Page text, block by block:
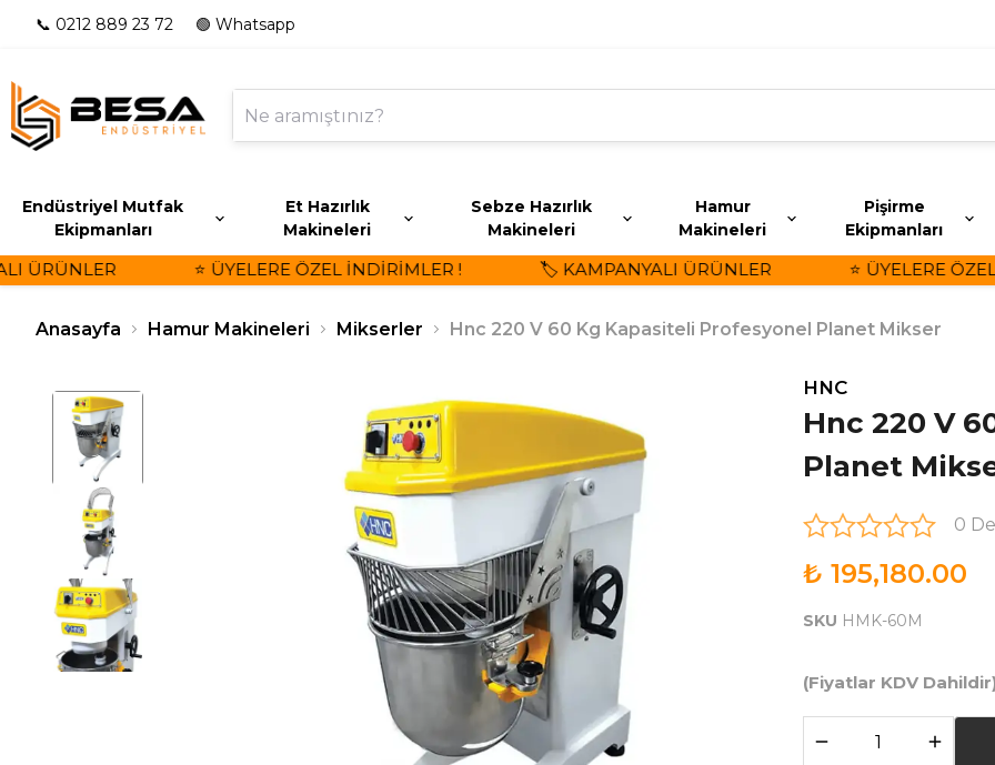
📞 0212 889 23 72 🟢 Whatsapp
Endüstriyel Mutfak
Ekipmanları
Et Hazırlık
Makineleri
Sebze Hazırlık
Makineleri
Hamur
Makineleri
Pişirme
Ekipmanları
⭐ ÜYELERE ÖZEL İNDİRİMLER ! 🏷️ KAMPANYALI ÜRÜNLER ⭐ ÜYELERE ÖZEL
Anasayfa Hamur Makineleri Mikserler Hnc 220 V 60 Kg Kapasiteli Profesyonel Planet Mikser
HNC
Hnc 220 V
Planet
0
₺ 195,180.00
SKU HMK-60M
(Fiyatlar KDV